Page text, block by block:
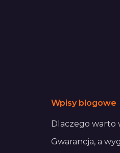
Wpisy blogowe
Dlaczego warto
Gwarancja, a